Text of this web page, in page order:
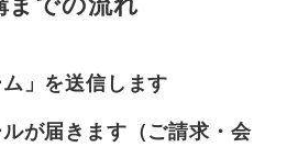
ム」を送信します
が届きます（ご請求・会